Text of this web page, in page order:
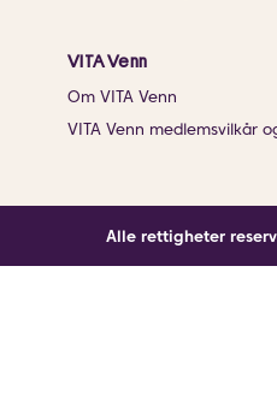
VITA Venn
Om VITA Venn
VITA Venn medlemsvilkår
Alle rettigheter